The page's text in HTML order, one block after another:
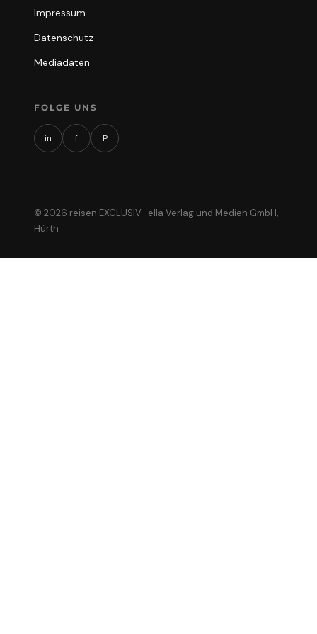
Impressum
Datenschutz
Mediadaten
FOLGE UNS
in f P
© 2026 reisen EXCLUSIV · ella Verlag und Medien GmbH,
Hürth